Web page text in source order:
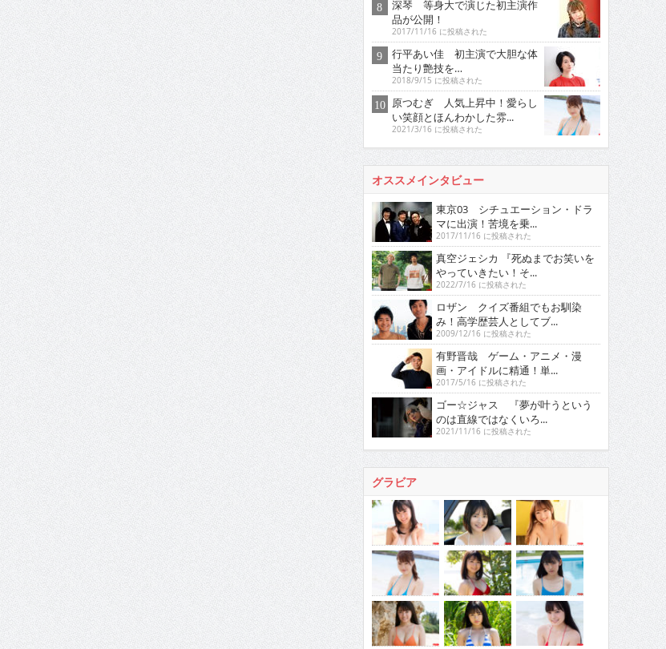
深琴 等身大で演じた初主演作
品が公開！
2017/11/16 に投稿された
行平あい佳 初主演で大胆な体
当たり艶技を…
2018/9/15 に投稿された
原つむぎ 人気上昇中！愛らし
い笑顔とほんわかした雰...
2021/3/16 に投稿された
オススメインタビュー
東京03 シチュエーション・ドラ
マに出演！苦境を乗...
2017/11/16 に投稿された
真空ジェシカ 『死ぬまでお笑いを
やっていきたい！そ...
2022/7/16 に投稿された
ロザン クイズ番組でもお馴染
み！高学歴芸人としてブ...
2009/12/16 に投稿された
有野晋哉 ゲーム・アニメ・漫
画・アイドルに精通！単...
2017/5/16 に投稿された
ゴー☆ジャス 『夢が叶うという
のは直線ではなくいろ...
2021/11/16 に投稿された
グラビア